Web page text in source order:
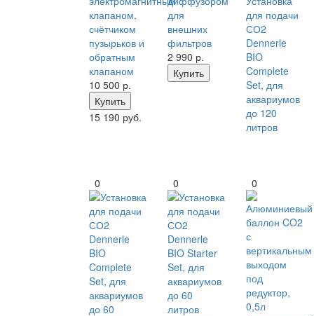
клапаном,
счётчиком
пузырьков и
обратным
клапаном
10 500 р.
Купить
15 190 руб.
для
внешних
фильтров
2 990 р.
Купить
для подачи
СО2
Dennerle
BIO
Complete
Set, для
аквариумов
до 120
литров
0 0 0